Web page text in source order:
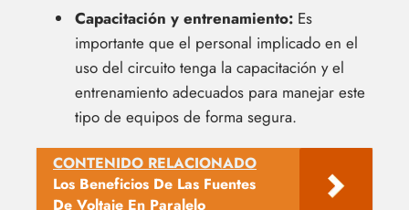
Capacitación y entrenamiento: Es
importante que el personal implicado en el
uso del circuito tenga la capacitación y el
entrenamiento adecuados para manejar este
tipo de equipos de forma segura.
CONTENIDO RELACIONADO
Los Beneficios De Las Fuentes
De Voltaje En Paralelo